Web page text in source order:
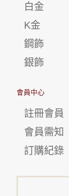
白金
K金
鋼飾
銀飾
會員中心
註冊會員
會員需知
訂購紀錄